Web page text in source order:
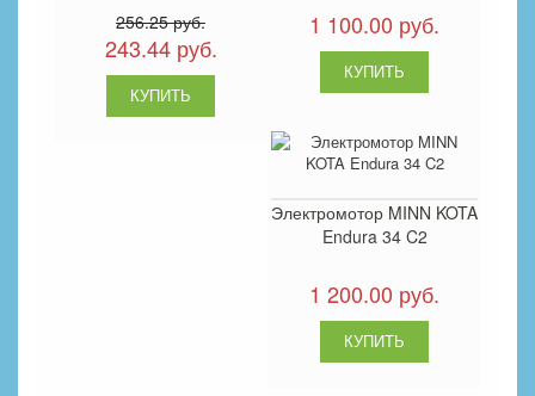
256.25 руб.
243.44 руб.
1 100.00 руб.
Электромотор MINN KOTA
Endura 34 C2
1 200.00 руб.